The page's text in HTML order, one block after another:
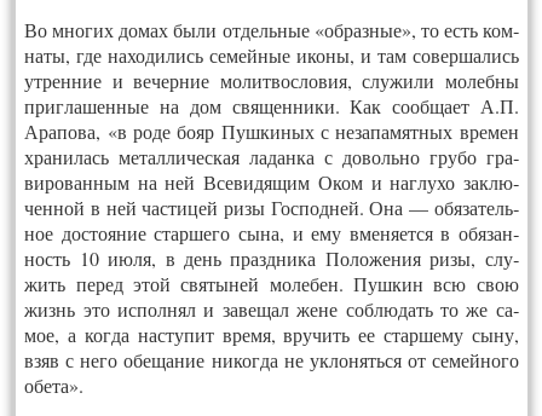
Во мно­гих до­мах бы­ли от­дель­ные «об­разные», то есть ком­
на­ты, где на­ходи­лись се­мей­ные ико­ны, и там со­вер­ша­лись
ут­ренние и ве­чер­ние мо­лит­восло­вия, слу­жили мо­леб­ны
приг­ла­шен­ные на дом свя­щен­ни­ки. Как со­об­ща­ет А.П.
Ара­пова, «в ро­де бо­яр Пуш­ки­ных с не­запа­мят­ных вре­мен
хра­нилась ме­тал­ли­чес­кая ла­дан­ка с до­воль­но гру­бо гра­
виро­ван­ным на ней Все­видя­щим Оком и наг­лу­хо зак­лю­
чен­ной в ней час­ти­цей ри­зы Гос­подней. Она — обя­затель­
ное дос­то­яние стар­ше­го сы­на, и ему вме­ня­ет­ся в обя­зан­
ность 10 июля, в день празд­ни­ка По­ложе­ния ри­зы, слу­
жить пе­ред этой свя­тыней мо­лебен. Пуш­кин всю свою
жизнь это ис­полнял и за­вещал же­не соб­лю­дать то же са­
мое, а ког­да нас­ту­пит вре­мя, вру­чить ее стар­ше­му сы­ну,
взяв с не­го обе­щание ни­ког­да не ук­ло­нять­ся от се­мей­но­го
обе­та».